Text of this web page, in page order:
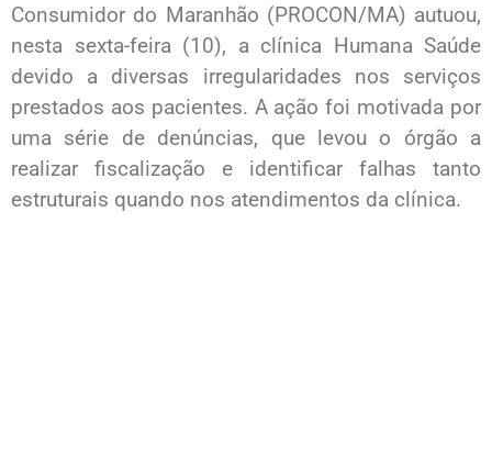
Consumidor do Maranhão (PROCON/MA) autuou,
nesta sexta-feira (10), a clínica Humana Saúde
devido a diversas irregularidades nos serviços
prestados aos pacientes. A ação foi motivada por
uma série de denúncias, que levou o órgão a
realizar fiscalização e identificar falhas tanto
estruturais quando nos atendimentos da clínica.